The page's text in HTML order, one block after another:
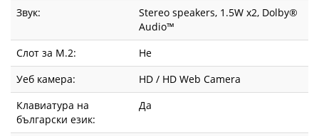
Звук:
Stereo speakers, 1.5W x2, Dolby®
Audio™
Слот за М.2:
Не
Уеб камера:
HD / HD Web Camera
Клавиатура на
български език:
Да